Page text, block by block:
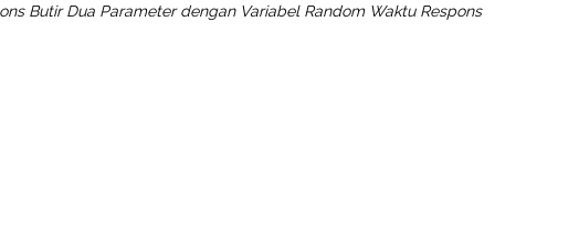
Butir Dua Parameter dengan Variabel Random Waktu Respons